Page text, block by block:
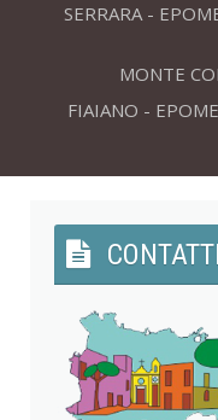
SERRARA -
MONTE
FIAIANO -
CONTATTI